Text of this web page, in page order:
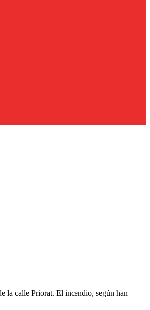
la calle Priorat. El incendio, según han